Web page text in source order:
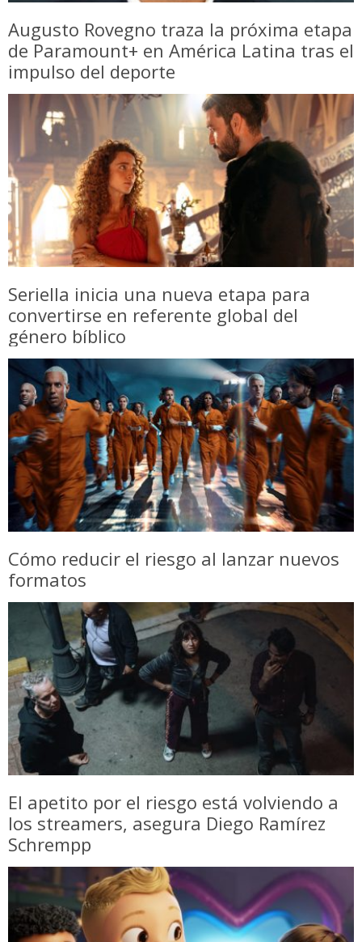
Augusto Rovegno traza la próxima etapa
de Paramount+ en América Latina tras el
impulso del deporte
Seriella inicia una nueva etapa para
convertirse en referente global del
género bíblico
Cómo reducir el riesgo al lanzar nuevos
formatos
El apetito por el riesgo está volviendo a
los streamers, asegura Diego Ramírez
Schrempp